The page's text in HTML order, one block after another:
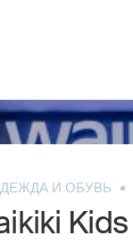
И ОБУВЬ
Kids